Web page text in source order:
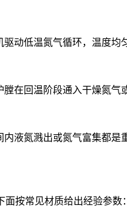
动低温氮气循环，温度均
在回温阶段通入干燥氮气
液氮溅出或氮气富集都是
按常见材质给出经验参数：